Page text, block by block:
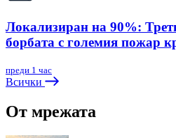
Локализиран на 90%:
борбата с големия пожар
преди 1 час
Всички
От мрежата